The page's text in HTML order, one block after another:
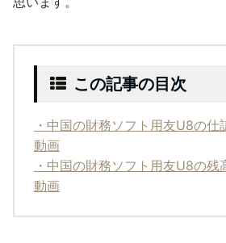
この記事の目次
・中国の財務ソフト用友U8の
動画
・中国の財務ソフト用友U8の
動画